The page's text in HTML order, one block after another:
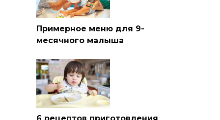
Примерное меню для 9-
месячного малыша